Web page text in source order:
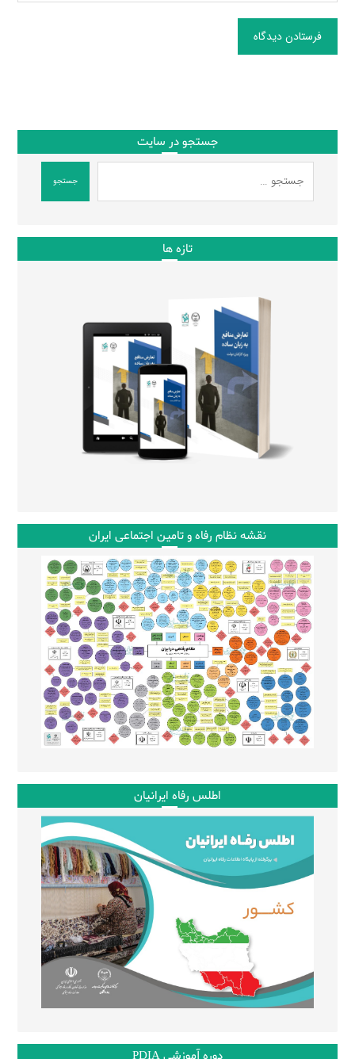
فرستادن دیدگاه
جستجو در سایت
جستجو
تازه ها
نقشه نظام رفاه و تامین اجتماعی ایران
اطلس رفاه ایرانیان